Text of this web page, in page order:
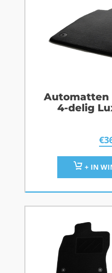
Automatten
4-delig
€
+ IN